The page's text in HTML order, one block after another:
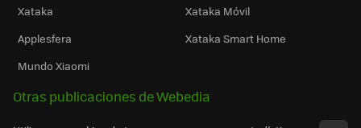
Xataka
Xataka Móvil
Applesfera
Xataka Smart Home
Mundo Xiaomi
Otras publicaciones de Webedia